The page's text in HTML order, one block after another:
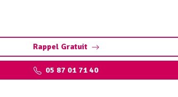
Rappel Gratuit
05 87 01 71 40